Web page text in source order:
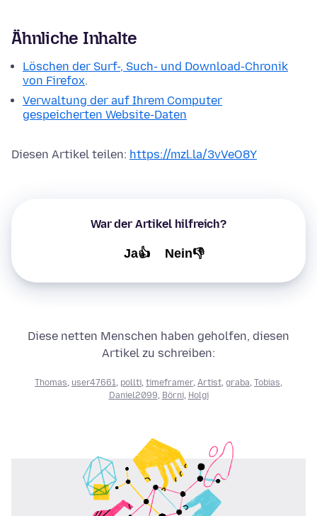
Ähnliche Inhalte
Löschen der Surf-, Such- und Download-Chronik
von Firefox.
Verwaltung der auf Ihrem Computer
gespeicherten Website-Daten
Diesen Artikel teilen: https://mzl.la/3vVeO8Y
War der Artikel hilfreich?
Ja👍 Nein👎
Diese netten Menschen haben geholfen, diesen
Artikel zu schreiben:
Thomas user47661 pollti timeframer, Artist graba Tobias
Daniel2099 Börni, Holgi